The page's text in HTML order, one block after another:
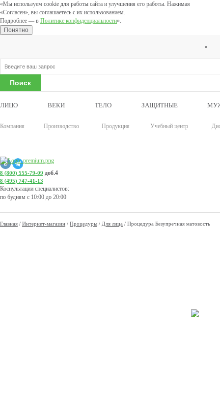
«Мы используем cookie для работы сайта и улучшения его работы. Нажимая
«Согласен», вы соглашаетесь с их использованием.
Подробнее — в Политике конфиденциальности».
Понятно
×
ЛИЦО ВЕКИ ТЕЛО ЗАЩИТНЫЕ
Компания Производство Продукция Учебный центр
8 (800) 555-79-09 доб.4
8 (495) 747-41-13
Коснультации специалистов:
по будням с 10:00 до 20:00
Главная / Интернет-магазин / Процедуры / Для лица / Процедура Безупречная матовость